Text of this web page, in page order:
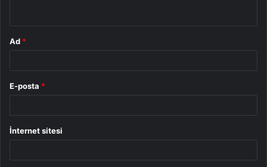
Ad *
E-posta *
İnternet sitesi